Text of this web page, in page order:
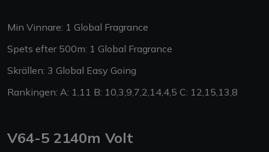
Min Vinnare: 1 Global Fragrance
Spets efter 500m: 1 Global Fragrance
Skrällen: 3 Global Easy Going
Rankingen: A: 1,11 B: 10,3,9,7,2,14,4,5 C: 12,15,13,8
V64-5 2140m Volt